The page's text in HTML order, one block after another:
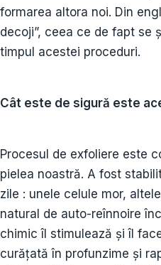
formarea altora noi. Din
decoji”, ceea ce de fapt se
timpul acestei proceduri.
Cât este de sigură este
Procesul de exfoliere este
pielea noastră. A fost
zile : unele celule mor,
natural de auto-reînnoire
chimic îl stimulează și îl
curățată în profunzime și